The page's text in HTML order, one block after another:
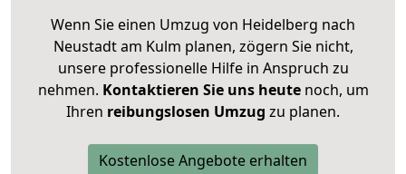
Wenn Sie einen Umzug von Heidelberg nach
Neustadt am Kulm planen, zögern Sie nicht,
unsere professionelle Hilfe in Anspruch zu
nehmen. Kontaktieren Sie uns heutenoch, um
Ihren reibungslosen Umzug zu planen.
Kostenlose Angebote erhalten